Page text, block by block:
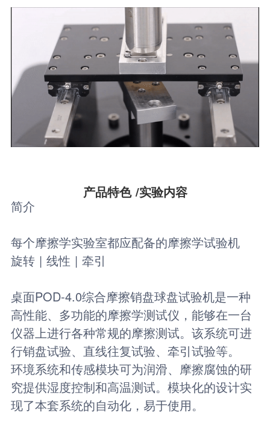
产品特色 /实验内容
简介
每个摩擦学实验室都应配备的摩擦学试验机
旋转 | 线性 | 牵引
桌面POD-4.0综合摩擦销盘球盘试验机是一种
高性能、多功能的摩擦学测试仪，能够在一台
仪器上进行各种常规的摩擦测试。该系统可进
行销盘试验、直线往复试验、牵引试验等。
环境系统和传感模块可为润滑、摩擦腐蚀的研
究提供湿度控制和高温测试。模块化的设计实
现了本套系统的自动化，易于使用。